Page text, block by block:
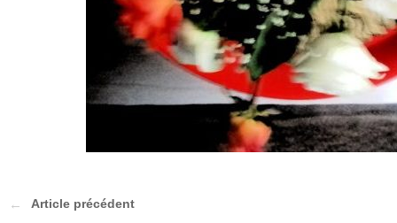
Article précédent